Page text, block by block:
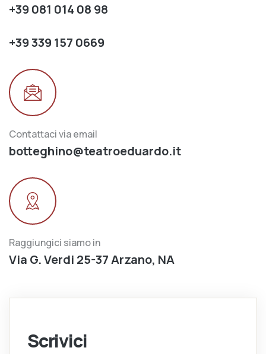
+39 081 014 08 98
+39 339 157 0669
Contattaci via email
botteghino@teatroeduardo.it
Raggiungici siamo in
Via G. Verdi 25-37 Arzano, NA
Scrivici